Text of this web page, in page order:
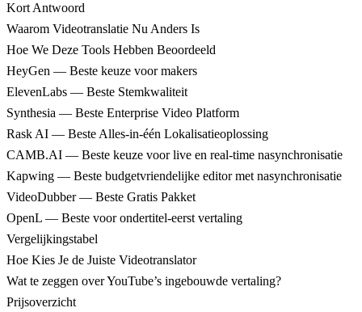
Kort Antwoord
Waarom Videotranslatie Nu Anders Is
Hoe We Deze Tools Hebben Beoordeeld
HeyGen — Beste keuze voor makers
ElevenLabs — Beste Stemkwaliteit
Synthesia — Beste Enterprise Video Platform
Rask AI — Beste Alles-in-één Lokalisatieoplossing
CAMB.AI — Beste keuze voor live en real-time nasynchronisatie
Kapwing — Beste budgetvriendelijke editor met nasynchronisatie
VideoDubber — Beste Gratis Pakket
OpenL — Beste voor ondertitel-eerst vertaling
Vergelijkingstabel
Hoe Kies Je de Juiste Videotranslator
Wat te zeggen over YouTube’s ingebouwde vertaling?
Prijsoverzicht